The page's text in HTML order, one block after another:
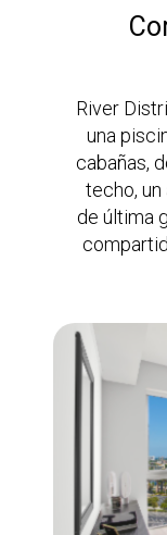
River
una
cabañas,
techo, un
de última